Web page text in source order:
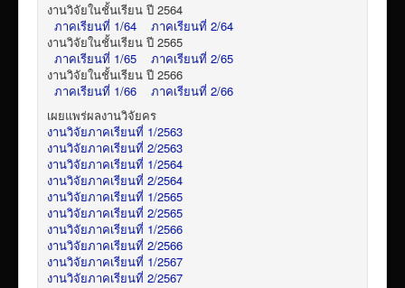
งานวิจัยในชั้นเรียน ปี 2564
ภาคเรียนที่ 1/64
ภาคเรียนที่ 2/64
งานวิจัยในชั้นเรียน ปี 2565
ภาคเรียนที่ 1/65
ภาคเรียนที่ 2/65
งานวิจัยในชั้นเรียน ปี 2566
ภาคเรียนที่ 1/66
ภาคเรียนที่ 2/66
เผยแพร่ผลงานวิจัยคร
งานวิจัยภาคเรียนที่ 1/2563
งานวิจัยภาคเรียนที่ 2/2563
งานวิจัยภาคเรียนที่ 1/2564
งานวิจัยภาคเรียนที่ 2/2564
งานวิจัยภาคเรียนที่ 1/2565
งานวิจัยภาคเรียนที่ 2/2565
งานวิจัยภาคเรียนที่ 1/2566
งานวิจัยภาคเรียนที่ 2/2566
งานวิจัยภาคเรียนที่ 1/2567
งานวิจัยภาคเรียนที่ 2/2567